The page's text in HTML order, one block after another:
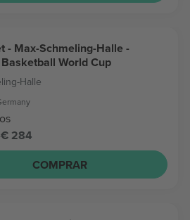
- Max-Schmeling-Halle -
Basketball World Cup
Halle
€ 284
COMPRAR